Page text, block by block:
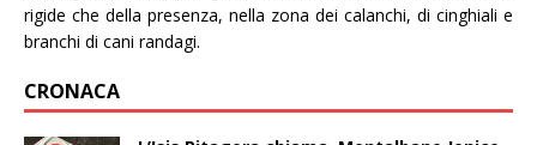
rigide che della presenza, nella zona dei calanchi, di cinghiali e
branchi di cani randagi.
CRONACA